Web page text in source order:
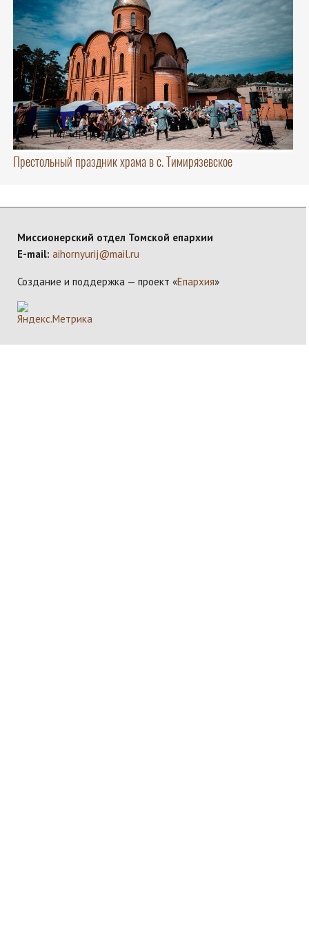
Престольный праздник храма в с. Тимирязевское
Миссионерский отдел Томской епархии
E-mail: aihornyurij@mail.ru
Создание и поддержка — проект «Епархия»